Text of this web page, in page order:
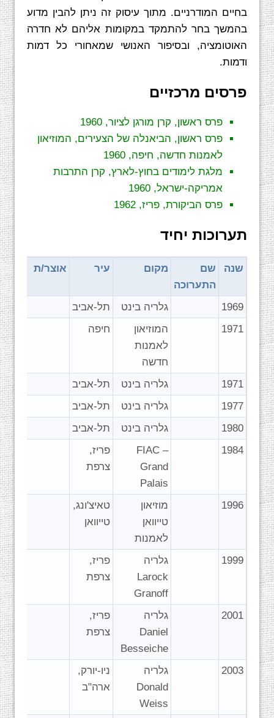
בחיים המודרניים. מתוך עיסוק זה ניתן להבין מדוע
בהמשך בחר להתמקד במקומות אליהם לא חדרה
האוטומציה, ובסיפור האנושי שמאחורי כל דמות
ודמות.
פרסים מרכזיים
פרס ראשון, קרן מורגן לציור, 1960
פרס ראשון, הביאנלה של הצעירים, המוזיאון
לאמנות חדשה, חיפה, 1960
מלגת לימודים בחוץ-לארץ, קרן התרבות
אמריקה-ישראל, 1960
פרס הביקורת, פריז, 1962
תערוכות יחיד
שנה
שם
התערוכה
מקום עיר אוצר/ת
1969 גלריה בינט
תל-אביב
1971
המוזיאון
לאמנות
חדשה
חיפה
1971 גלריה בינט
תל-אביב
1977
גלריה בינט
תל-אביב
1980
גלריה בינט
תל-אביב
1984
FIAC –
Grand
Palais
פריז,
צרפת
1996
מוזיאון
טייוואן
לאמנות
טאיצ'ונג,
טייוואן
1999
גלריה
Larock
Granoff
פריז,
צרפת
2001
גלריה
Daniel
Besseiche
פריז,
צרפת
2003
גלריה
Donald
Weiss
ניו-יורק,
ארה"ב